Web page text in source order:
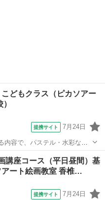
どもクラス（ピカソアー
提携サイト 7月24日
容で、パステル・水彩など
術を学んでいきます。（5〜12
講座コース（平日昼間）基
ート絵画教室 香椎…
提携サイト 7月24日